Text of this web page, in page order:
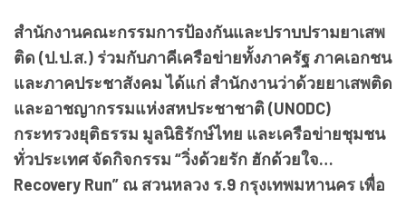
สำนักงานคณะกรรมการป้องกันและปราบปรามยาเสพ
ติด (ป.ป.ส.) ร่วมกับภาคีเครือข่ายทั้งภาครัฐ ภาคเอกชน
และภาคประชาสังคม ได้แก่ สำนักงานว่าด้วยยาเสพติด
และอาชญากรรมแห่งสหประชาชาติ (UNODC)
กระทรวงยุติธรรม มูลนิธิรักษ์ไทย และเครือข่ายชุมชน
ทั่วประเทศ จัดกิจกรรม “วิ่งด้วยรัก ฮักด้วยใจ…
Recovery Run” ณ สวนหลวง ร.9 กรุงเทพมหานคร เพื่อ